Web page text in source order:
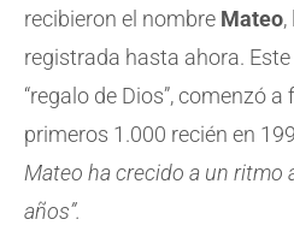
recibieron el nombre Mateo
registrada hasta ahora.
“regalo de Dios”, comenzó
primeros 1.000 recién en
Mateo ha crecido a un ritmo
años”.